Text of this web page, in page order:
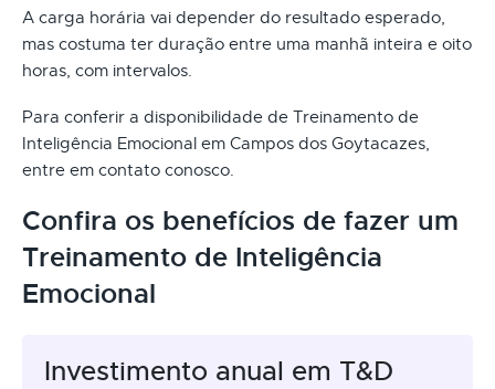
A carga horária vai depender do resultado esperado,
mas costuma ter duração entre uma manhã inteira e oito
horas, com intervalos.
Para conferir a disponibilidade de Treinamento de
Inteligência Emocional em Campos dos Goytacazes,
entre em contato conosco.
Confira os benefícios de fazer um
Treinamento de Inteligência
Emocional
Investimento anual em T&D